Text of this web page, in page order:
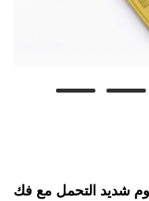
شديد التحمل مع فك